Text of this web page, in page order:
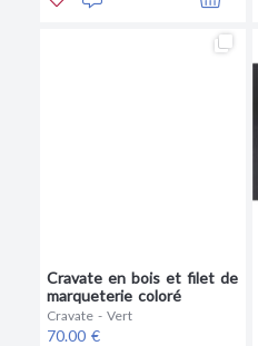
Cravate en bois et filet de
marqueterie coloré
Cravate - Vert
70.00 €